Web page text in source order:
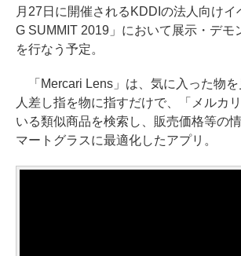
月27日に開催されるKDDIの法人向けイ
G SUMMIT 2019」において展示・デモ
を行なう予定。
「Mercari Lens」は、気に入った物を
人差し指を物に指すだけで、「メルカ
いる類似商品を検索し、販売価格等の
マートグラスに最適化したアプリ。